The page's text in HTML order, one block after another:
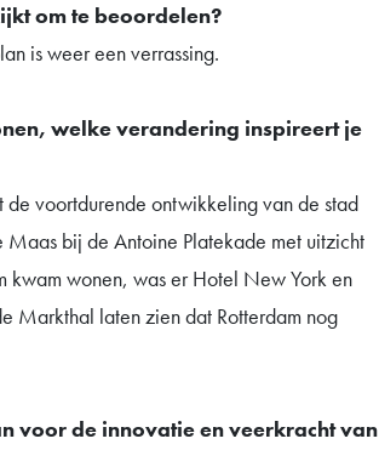
om te beoordelen?
is weer een verrassing.
welke verandering inspireert je
voortdurende ontwikkeling van de stad
Maas bij de Antoine Platekade met uitzicht
kwam wonen, was er Hotel New York en
Markthal laten zien dat Rotterdam nog
voor de innovatie en veerkracht van